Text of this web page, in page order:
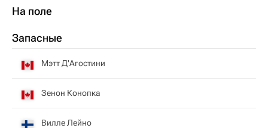
На поле
Запасные
Мэтт Д'Агостини
Зенон Конопка
Вилле Лейно